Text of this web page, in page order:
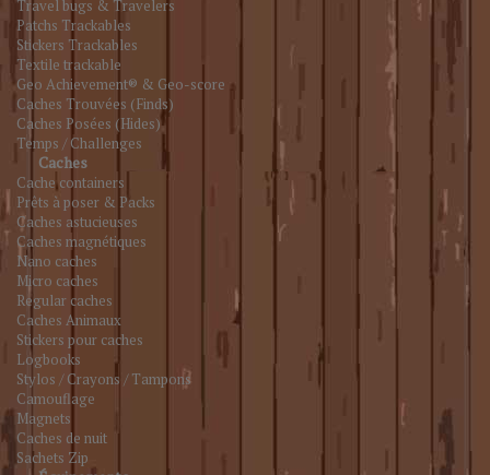
Travel bugs & Travelers
Patchs Trackables
Stickers Trackables
Textile trackable
Geo Achievement® & Geo-score
Caches Trouvées (Finds)
Caches Posées (Hides)
Temps / Challenges
Caches
Cache containers
Prêts à poser & Packs
Caches astucieuses
Caches magnétiques
Nano caches
Micro caches
Regular caches
Caches Animaux
Stickers pour caches
Logbooks
Stylos / Crayons / Tampons
Camouflage
Magnets
Caches de nuit
Sachets Zip